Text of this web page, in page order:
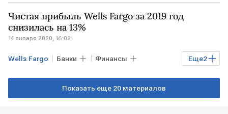
отчетность
Чистая прибыль Wells Fargo за 2019 год
снизилась на 13%
14 января 2020, 16:02
Еще2
Wells Fargo Банки Финансы
отчетность
США
Показать еще 20 материалов